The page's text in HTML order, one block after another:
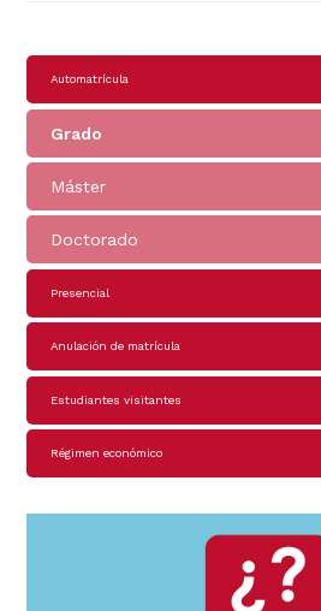
Navegación
principal
Automatrícula
Grado
Máster
Doctorado
Presencial
Anulación de matrícula
Estudiantes visitantes
Régimen económico